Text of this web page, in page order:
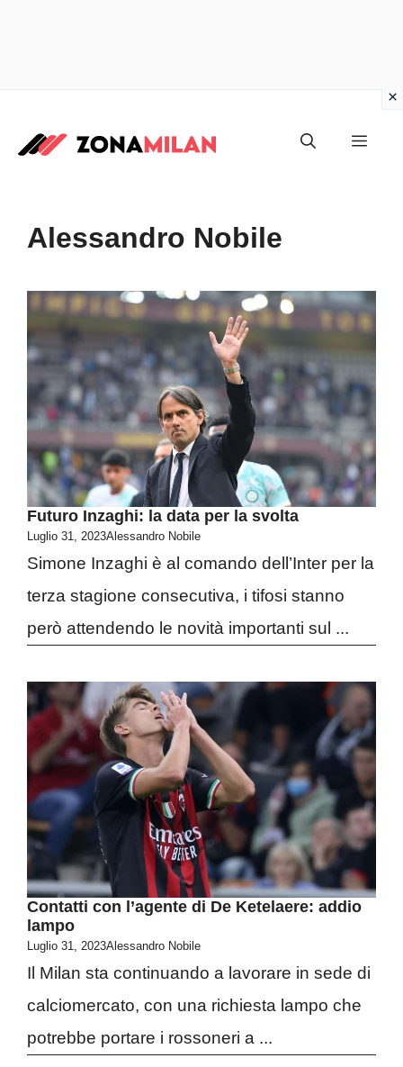
Alessandro Nobile
Futuro Inzaghi: la data per la svolta
Luglio 31, 2023Alessandro Nobile
Simone Inzaghi è al comando dell’Inter per la
terza stagione consecutiva, i tifosi stanno
però attendendo le novità importanti sul ...
Contatti con l’agente di De Ketelaere: addio
lampo
Luglio 31, 2023Alessandro Nobile
Il Milan sta continuando a lavorare in sede di
calciomercato, con una richiesta lampo che
potrebbe portare i rossoneri a ...